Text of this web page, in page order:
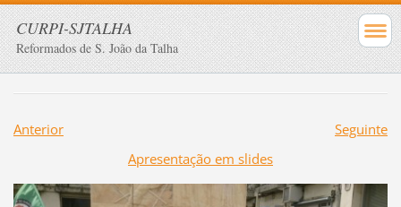
CURPI-SJTALHA
Reformados de S. João da Talha
Anterior
Seguinte
Apresentação em slides